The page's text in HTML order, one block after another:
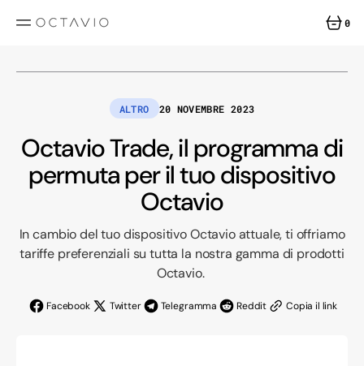
CONTENUTO 0
ALTRO 20 NOVEMBRE 2023
Octavio Trade, il programma di
permuta per il tuo dispositivo
Octavio
In cambio del tuo dispositivo Octavio attuale, ti offriamo
tariffe preferenziali su tutta la nostra gamma di prodotti
Octavio.
Facebook Twitter Telegramma Reddit Copia il link